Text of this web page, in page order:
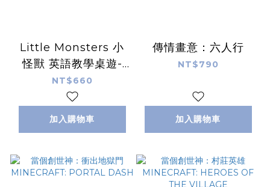
Little Monsters 小
怪獸 英語教學桌遊-
Guess Who I Am
NT$660
加入購物車
傳情畫意：六人行
NT$790
加入購物車